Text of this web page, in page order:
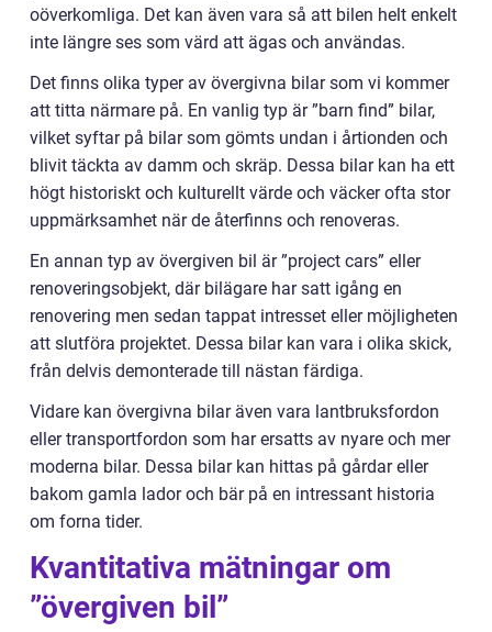
oöverkomliga. Det kan även vara så att bilen helt enkelt
inte längre ses som värd att ägas och användas.
Det finns olika typer av övergivna bilar som vi kommer
att titta närmare på. En vanlig typ är ”barn find” bilar,
vilket syftar på bilar som gömts undan i årtionden och
blivit täckta av damm och skräp. Dessa bilar kan ha ett
högt historiskt och kulturellt värde och väcker ofta stor
uppmärksamhet när de återfinns och renoveras.
En annan typ av övergiven bil är ”project cars” eller
renoveringsobjekt, där bilägare har satt igång en
renovering men sedan tappat intresset eller möjligheten
att slutföra projektet. Dessa bilar kan vara i olika skick,
från delvis demonterade till nästan färdiga.
Vidare kan övergivna bilar även vara lantbruksfordon
eller transportfordon som har ersatts av nyare och mer
moderna bilar. Dessa bilar kan hittas på gårdar eller
bakom gamla lador och bär på en intressant historia
om forna tider.
Kvantitativa mätningar om
”övergiven bil”